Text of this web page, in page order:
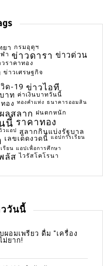
ยา กรมอุตุฯ
า ข่าวดารา ข่าวด่วน
ราคาทอง
ข่าวเศรษฐกิจ
ด-19 ข่าวไอที
าท ค่าเงินบาทวันนี้
ทอง ทองคำแท่ง ธนาคารออมสิน
ผลสลาก ฝนตกหนัก
นี้ ราคาทอง
วแอป สลากกินแบ่งรัฐบาล
เลขเด็ดงวดนี้ แอปการเรียน
รียน แอปเพื่อการศึกษา
ลัส ไวรัสโคโรนา
วันนี้
อมเพรียว ดื่ม "เครื่อง
ยาก!